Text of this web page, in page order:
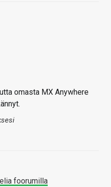
omasta MX Anywhere
foorumilla